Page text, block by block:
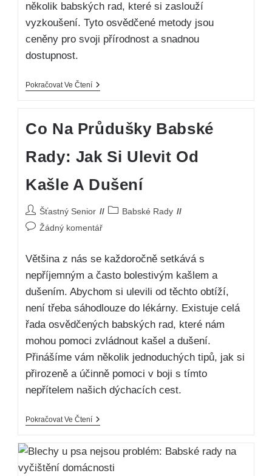
několik babských rad, které si zaslouží
vyzkoušení. Tyto osvědčené metody jsou
ceněny pro svoji přírodnost a snadnou
dostupnost.
Pokračovat Ve Čtení
Co Na Průdušky Babské
Rady: Jak Si Ulevit Od
Kašle A Dušení
Šťastný Senior
Babské Rady
Žádný komentář
Většina z nás se každoročně setkává s
nepříjemným a často bolestivým kašlem a
dušením. Abychom si ulevili od těchto obtíží,
není třeba sáhodlouze do lékárny. Existuje celá
řada osvědčených babských rad, které nám
mohou pomoci zvládnout kašel a dušení.
Přinášíme vám několik jednoduchých tipů, jak si
přirozeně a účinně pomoci v boji s tímto
nepřítelem našich dýchacích cest.
Pokračovat Ve Čtení